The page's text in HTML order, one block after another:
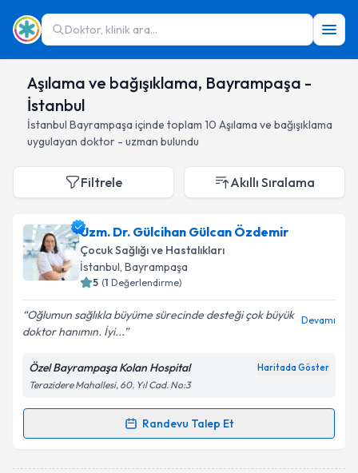
Doktor, klinik ara...
Aşılama ve bağışıklama, Bayrampaşa -
İstanbul
İstanbul Bayrampaşa içinde toplam 10 Aşılama ve bağışıklama
uygulayan doktor - uzman bulundu
Filtrele Akıllı Sıralama
Uzm. Dr. Gülcihan Gülcan Özdemir
Çocuk Sağlığı ve Hastalıkları
İstanbul, Bayrampaşa
5 (1 Değerlendirme)
Oğlumun sağlıkla büyüme sürecinde desteği çok büyük
doktor hanımın. İyi...
Devamı
Özel Bayrampaşa Kolan Hospital Haritada Göster
Terazidere Mahallesi, 60. Yıl Cad. No:3
Randevu Talep Et
Randevu Takvimi Talebi